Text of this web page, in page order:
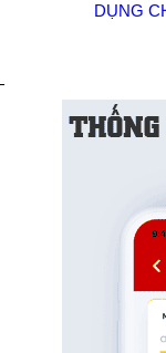
DỤNG